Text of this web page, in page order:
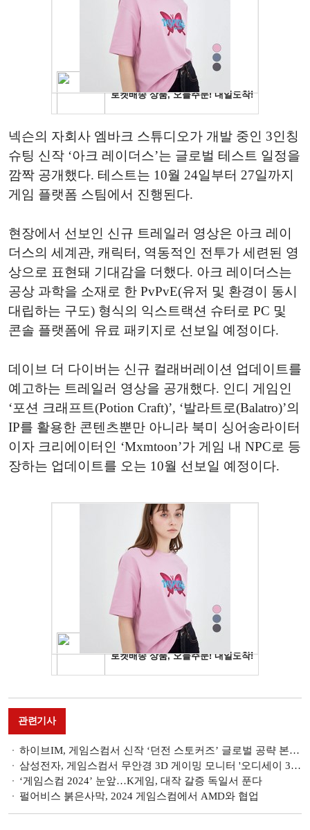
넥슨의 자회사 엠바크 스튜디오가 개발 중인 3인칭
슈팅 신작 ‘아크 레이더스’는 글로벌 테스트 일정을
깜짝 공개했다. 테스트는 10월 24일부터 27일까지
게임 플랫폼 스팀에서 진행된다.
현장에서 선보인 신규 트레일러 영상은 아크 레이
더스의 세계관, 캐릭터, 역동적인 전투가 세련된 영
상으로 표현돼 기대감을 더했다. 아크 레이더스는
공상 과학을 소재로 한 PvPvE(유저 및 환경이 동시
대립하는 구도) 형식의 익스트랙션 슈터로 PC 및
콘솔 플랫폼에 유료 패키지로 선보일 예정이다.
데이브 더 다이버는 신규 컬래버레이션 업데이트를
예고하는 트레일러 영상을 공개했다. 인디 게임인
‘포션 크래프트(Potion Craft)’, ‘발라트로(Balatro)’의
IP를 활용한 콘텐츠뿐만 아니라 북미 싱어송라이터
이자 크리에이터인 ‘Mxmtoon’가 게임 내 NPC로 등
장하는 업데이트를 오는 10월 선보일 예정이다.
관련기사
하이브IM, 게임스컴서 신작 ‘던전 스토커즈’ 글로벌 공략 본격화
삼성전자, 게임스컴서 무안경 3D 게이밍 모니터 '오디세이 3D' 공개
‘게임스컴 2024’ 눈앞…K게임, 대작 갈증 독일서 푼다
펄어비스 붉은사막, 2024 게임스컴에서 AMD와 협업